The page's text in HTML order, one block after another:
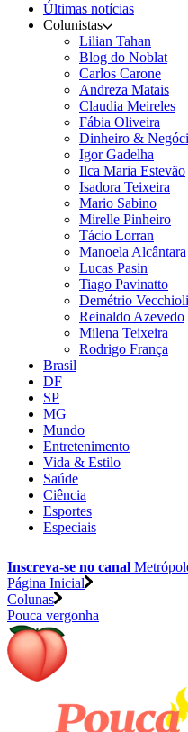
Últimas notícias
Colunistas
Lilian Tahan
Blog do Noblat
Carlos Carone
Andreza Matais
Claudia Meireles
Fábia Oliveira
Dinheiro &
Igor Gadelha
Ilca Maria Estevão
Isadora Teixeira
Mario Sabino
Mirelle Pinheiro
Tácio Lorran
Manoela Alcântara
Lucas Pasin
Tiago Pavinatto
Demétrio Vecchioli
Reinaldo Azevedo
Milena Teixeira
Rodrigo França
Brasil
DF
SP
MG
Mundo
Entretenimento
Vida & Estilo
Saúde
Ciência
Esportes
Especiais
Inscreva-se no canal
Página Inicial
Colunas
Pouca vergonha